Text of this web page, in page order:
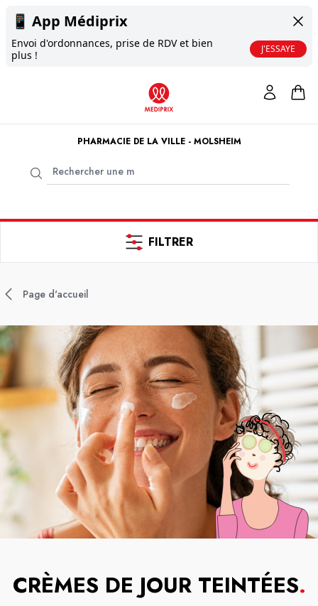
📱 App Médiprix
Envoi d'ordonnances, prise de RDV et bien
plus !
J'ESSAYE
PHARMACIE DE LA VILLE - MOLSHEIM
FILTRER
Page d'accueil
CRÈMES DE JOUR TEINTÉES.